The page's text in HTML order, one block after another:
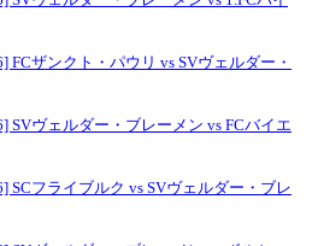
FCザンクト・パウリ vs SVヴェルダー・
SVヴェルダー・ブレーメン vs FCバイエ
SCフライブルク vs SVヴェルダー・ブレ